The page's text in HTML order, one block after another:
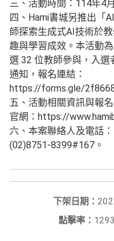
三、活動時間：114年4
四、Hami書城另推出「
師探索生成式AI技術於
趣與學習成效。本活動
選 32 位教師參與，入
通知，報名連結：
https://forms.gle/
五、活動相關資訊與報
官網：https://
六、本案聯絡人及電話
(02)8751-8399#167。
下架日期：
點擊率： 1293